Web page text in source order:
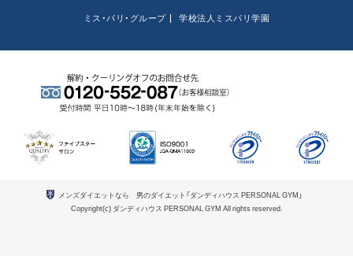
ミス・パリ・グループ
学校法人ミスパリ学園
メンズダイエットなら 男のダイエット「ダンディハウス PERSONAL GYM」
Copyright(c) ダンディハウス PERSONAL GYM All rights reserved.